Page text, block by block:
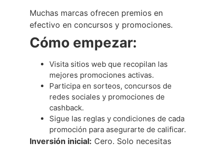
Muchas marcas ofrecen premios en
efectivo en concursos y promociones.
Cómo empezar:
Visita sitios web que recopilan las
mejores promociones activas.
Participa en sorteos, concursos de
redes sociales y promociones de
cashback.
Sigue las reglas y condiciones de cada
promoción para asegurarte de calificar.
Inversión inicial: Cero. Solo necesitas